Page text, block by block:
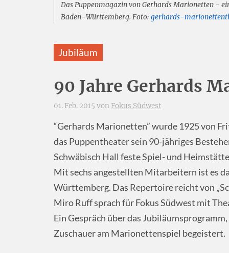
Das Puppenmagazin von Gerhards Marionetten -
Baden-Württemberg. Foto:gerhards-
Jubiläum
90 Jahre Gerhards
01. Feb. 2015 von Fokus Südwest
“Gerhards Marionetten” wurde 1925 von
das Puppentheater sein 90-jähriges
Schwäbisch Hall feste Spiel- und
Mit sechs angestellten Mitarbeitern ist es
Württemberg. Das Repertoire reicht von
Miro Ruff sprach für Fokus Südwest mit
Ein Gespräch über das
Zuschauer am Marionettenspiel begeistert.